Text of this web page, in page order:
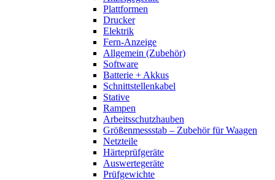
Plattformen
Drucker
Elektrik
Fern-Anzeige
Allgemein (Zubehör)
Software
Batterie + Akkus
Schnittstellenkabel
Stative
Rampen
Arbeitsschutzhauben
Größenmessstab – Zubehör für Waagen
Netzteile
Härteprüfgeräte
Auswertegeräte
Prüfgewichte